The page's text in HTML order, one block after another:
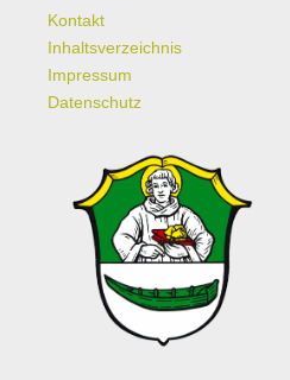
Kontakt
Inhaltsverzeichnis
Impressum
Datenschutz